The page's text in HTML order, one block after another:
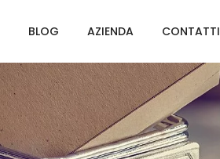
BLOG AZIENDA CONTATTI